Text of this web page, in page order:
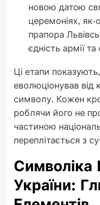
новою датою
церемоніях, як-
прапора
єдність армії
Ці етапи
еволюціонував від
символу. Кожен
роблячи його не
частиною
переплітається з
України: